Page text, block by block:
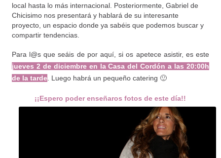
local hasta lo más internacional. Posteriormente, Gabriel de
Chicisimo nos presentará y hablará de su interesante
proyecto, un espacio donde ya sabéis que podemos buscar y
compartir tendencias.
Para l@s que seáis de por aquí, si os apetece asistir, es este
jueves 2 de diciembre en la Casa del Cordón a las 20:00h
de la tarde . Luego habrá un pequeño catering 🙂
¡¡Espero poder enseñaros fotos de este día!!